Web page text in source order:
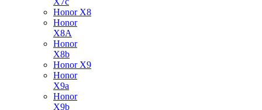
Honor X8
Honor
X8A
Honor
X8b
Honor X9
Honor
X9a
Honor
X9b